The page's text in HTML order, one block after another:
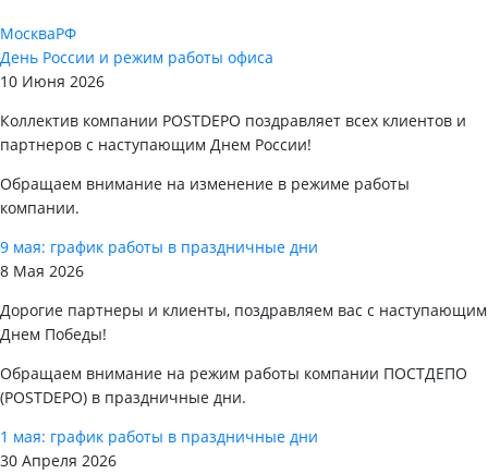
МоскваРФ
День России и режим работы офиса
10 Июня 2026
Коллектив компании POSTDEPO поздравляет всех клиентов и
партнеров с наступающим Днем России!
Обращаем внимание на изменение в режиме работы
компании.
9 мая: график работы в праздничные дни
8 Мая 2026
Дорогие партнеры и клиенты, поздравляем вас с наступающим
Днем Победы!
Обращаем внимание на режим работы компании ПОСТДЕПО
(POSTDEPO) в праздничные дни.
1 мая: график работы в праздничные дни
30 Апреля 2026